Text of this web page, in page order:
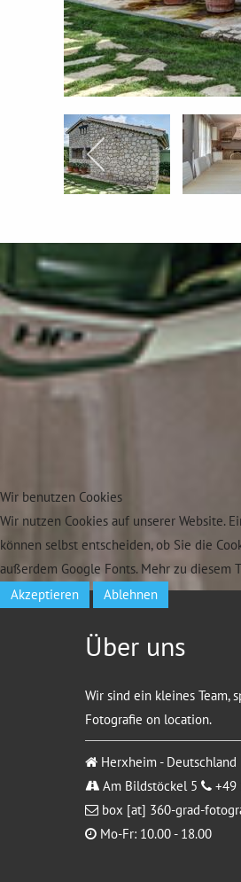
Über uns
Wir sind ein kleines Team,
Fotografie on location.
Herxheim - Deutschland
Am Bildstöckel 5
+49
box [at] 360-grad-
Mo-Fr: 10.00 - 18.00
Wir benutzen Cookies
Wir nutzen Cookies auf unserer Website.
können selbst entscheiden, ob Sie die
außerdem Google Fonts. Mehr zu diesem
Akzeptieren
Ablehnen